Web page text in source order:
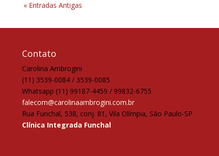
« Entradas Antigas
Contato
Carolina Ambrogini
(11) 3539-0084 / 3539-0085
Whatsapp (11) 99187-4459 / 99832-6755
falecom@carolinaambrogini.com.br
Rua Funchal, 538, conj. 81, Vila Olímpia, São Paulo-SP
Clínica Integrada Funchal